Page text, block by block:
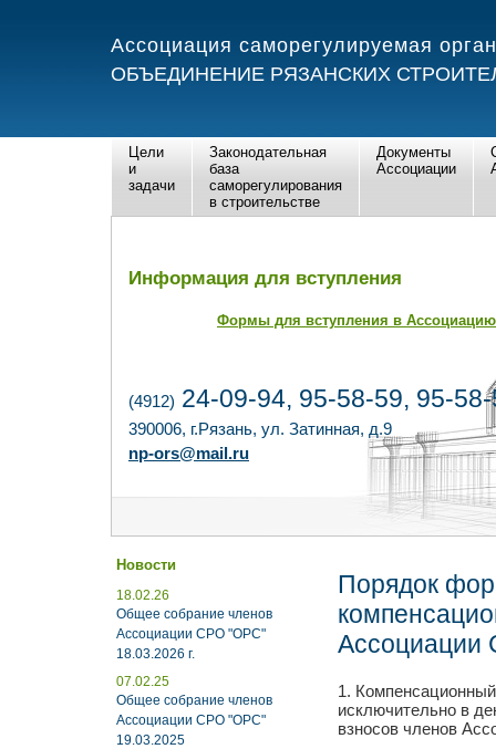
Ассоциация саморегулируемая
ОБЪЕДИНЕНИЕ РЯЗАНСКИХ
Цели
и
задачи
Законодательная
база
саморегулирования
в строительстве
Документы
Ассоциации
Информация для вступления
Формы для вступления в Ассоциацию
(4912) 24-09-94, 95-58-59, 95-
390006, г.Рязань, ул. Затинная, д.9
np-ors@mail.ru
Новости
18.02.26
Общее собрание членов
Ассоциации СРО "ОРС"
18.03.2026 г.
07.02.25
Общее собрание членов
Ассоциации СРО "ОРС"
19.03.2025
Порядок
1.
исключительно в
взносов членов